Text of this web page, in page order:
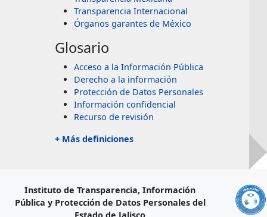
Transparencia Internacional
Órganos garantes de México
Glosario
Acceso a la Información Pública
Derecho a la información
Protección de Datos Personales
Información confidencial
Recurso de revisión
+ Más definiciones
Instituto de Transparencia, Información
Pública y Protección de Datos Personales del